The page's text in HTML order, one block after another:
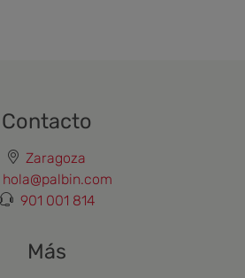
Contacto
Zaragoza
hola@palbin.com
901 001 814
Más